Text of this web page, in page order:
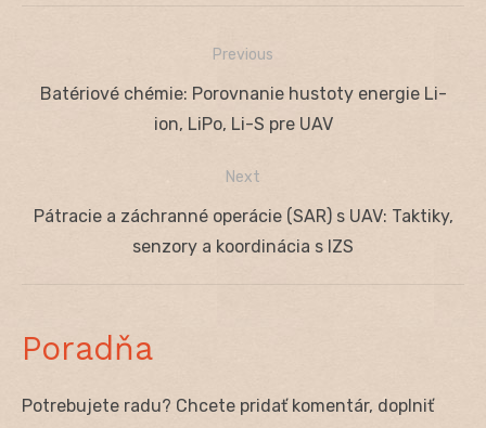
Navigácia
Previous
Previous
Batériové chémie: Porovnanie hustoty energie Li-
ion, LiPo, Li-S pre UAV
Next
Next
Pátracie a záchranné operácie (SAR) s UAV: Taktiky,
senzory a koordinácia s IZS
Poradňa
Potrebujete radu? Chcete pridať komentár, doplniť